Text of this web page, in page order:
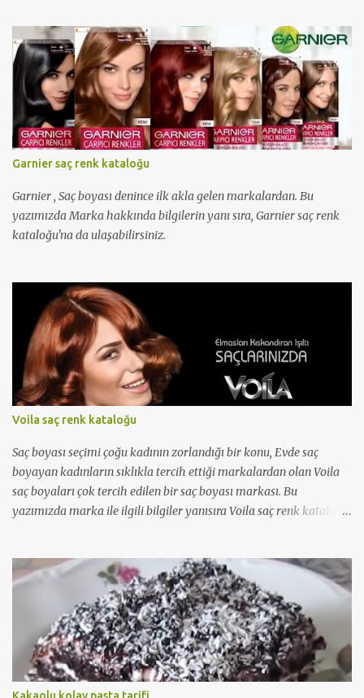
Garnier saç renk kataloğu
Garnier , Saç boyası denince ilk akla gelen markalardan. Bu
yazımızda Marka hakkında bilgilerin yanı sıra, Garnier saç renk
kataloğu'na da ulaşabilirsiniz.
Voila saç renk kataloğu
Saç boyası seçimi çoğu kadının zorlandığı bir konu, Evde saç
boyayan kadınların sıklıkla tercih ettiği markalardan olan Voila
saç boyaları çok tercih edilen bir saç boyası markası. Bu
yazımızda marka ile ilgili bilgiler yanısıra Voila saç renk kataloğu